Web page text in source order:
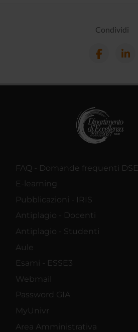
Condividi
FAQ - Domande frequenti DSE
E-learning
Pubblicazioni - IRIS
Antiplagio - Docenti
Antiplagio - Studenti
Aule
Esami - ESSE3
Webmail
Password GIA
MyUnivr
Area Amministrativa